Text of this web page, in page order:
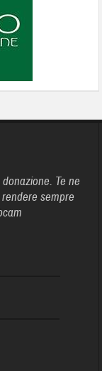
Te ne
sempre